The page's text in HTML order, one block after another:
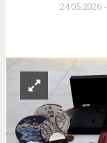
24.05.2026